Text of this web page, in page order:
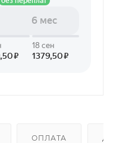
ОПЛАТА